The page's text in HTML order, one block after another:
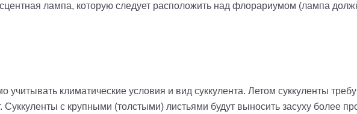
лампа, которую следует расположить над флорариумом (лампа
учитывать климатические условия и вид суккулента. Летом суккуленты
Суккуленты с крупными (толстыми) листьями будут выносить засуху более